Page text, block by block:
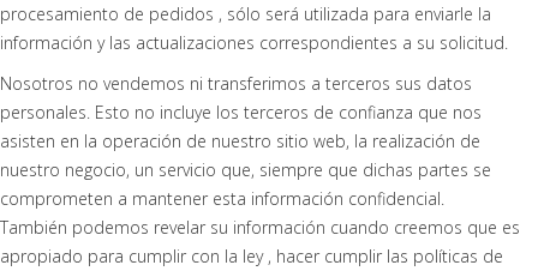
procesamiento de pedidos , sólo será utilizada para enviarle la
información y las actualizaciones correspondientes a su solicitud.
Nosotros no vendemos ni transferimos a terceros sus datos
personales. Esto no incluye los terceros de confianza que nos
asisten en la operación de nuestro sitio web, la realización de
nuestro negocio, un servicio que, siempre que dichas partes se
comprometen a mantener esta información confidencial.
También podemos revelar su información cuando creemos que es
apropiado para cumplir con la ley , hacer cumplir las políticas de